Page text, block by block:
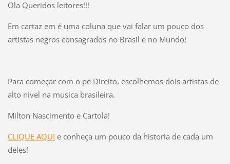
Ola Queridos leitores!!!
Em cartaz em é uma coluna que vai falar um pouco dos
artistas negros consagrados no Brasil e no Mundo!
Para começar com o pé Direito, escolhemos dois artistas de
alto nivel na musica brasileira.
Milton Nascimento e Cartola!
CLIQUE AQUI e conheça um pouco da historia de cada um
deles!